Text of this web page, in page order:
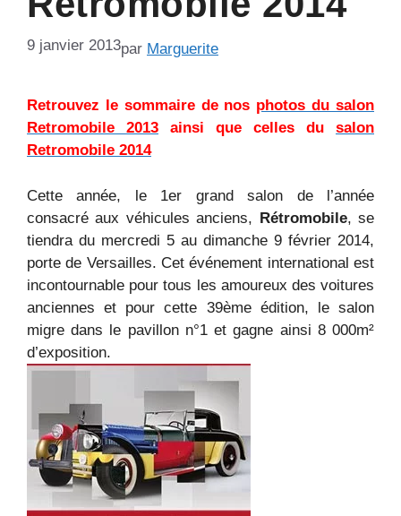
9 janvier 2013par Marguerite
Retrouvez le sommaire de nos photos du salon
Retromobile 2013 ainsi que celles du salon
Retromobile 2014
Cette année, le 1er grand salon de l’année
consacré aux véhicules anciens, Rétromobile, se
tiendra du mercredi 5 au dimanche 9 février 2014,
porte de Versailles. Cet événement international est
incontournable pour tous les amoureux des voitures
anciennes et pour cette 39ème édition, le salon
migre dans le pavillon n°1 et gagne ainsi 8 000m²
d’exposition.